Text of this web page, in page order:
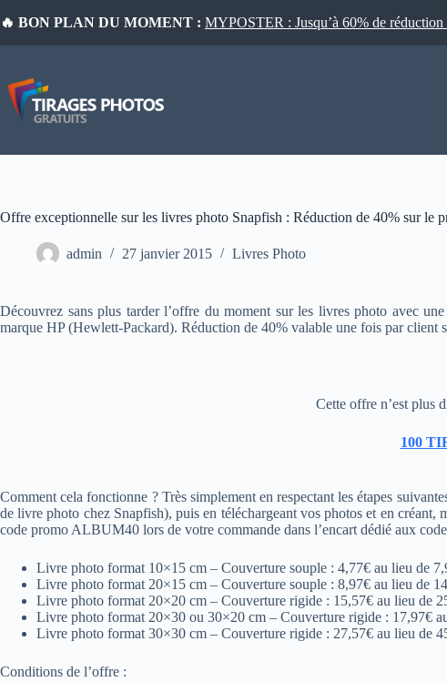
au
🔥 BON PLAN DU MOMENT : MYPOSTER : Jusqu’à 60% de
Offre exceptionnelle sur les livres photo Snapfish : Réduction de 40% sur le
admin 27 janvier 2015 Livres Photo
Découvrez sans plus tarder l’offre du moment sur les livres photo avec une
marque HP (Hewlett-Packard). Réduction de 40% valable une fois par
Cette offre n’est plus
100
Comment cela fonctionne ? Très simplement en respectant les étapes
de livre photo chez Snapfish), puis en téléchargeant vos photos et en
code promo ALBUM40 lors de votre commande dans l’encart dédié aux
Livre photo format 10×15 cm – Couverture souple : 4,77€ au lieu de
Livre photo format 20×15 cm – Couverture souple : 8,97€ au lieu de
Livre photo format 20×20 cm – Couverture rigide : 15,57€ au lieu de
Livre photo format 20×30 ou 30×20 cm – Couverture rigide : 17,97€
Livre photo format 30×30 cm – Couverture rigide : 27,57€ au lieu de
Conditions de l’offre :